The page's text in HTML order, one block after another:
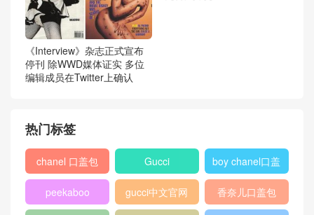
《Interview》杂志正式宣布
停刊 除WWD媒体证实 多位
编辑成员在Twitter上确认
Gucci古驰白色皮革Queen M
argaret小号手提包476541 D
VUXT 9193